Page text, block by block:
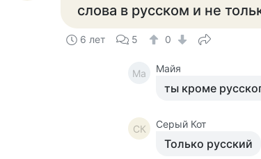
слова в русском и не
6 лет 5 0
Ма Майя
ты кроме
СК Серый Кот
Только русский